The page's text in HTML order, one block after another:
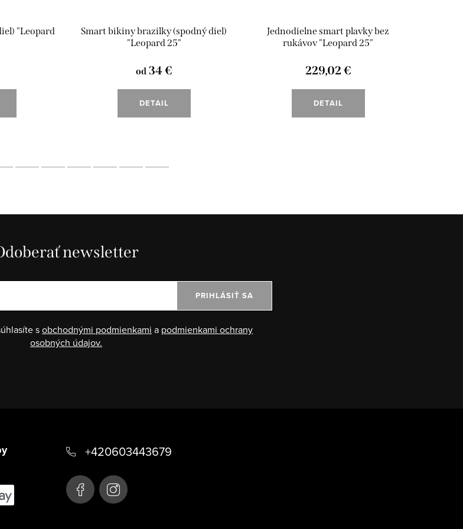
"Leopard
Smart bikiny brazilky (spodný diel)
"Leopard 25"
od34 €
DETAIL
Jednodielne smart plavky bez
rukávov "Leopard 25"
229,02 €
DETAIL
newsletter
sobchodnými podmienkami a podmienkami ochrany
osobných údajov.
PRIHLÁSIŤ SA
+420603443679